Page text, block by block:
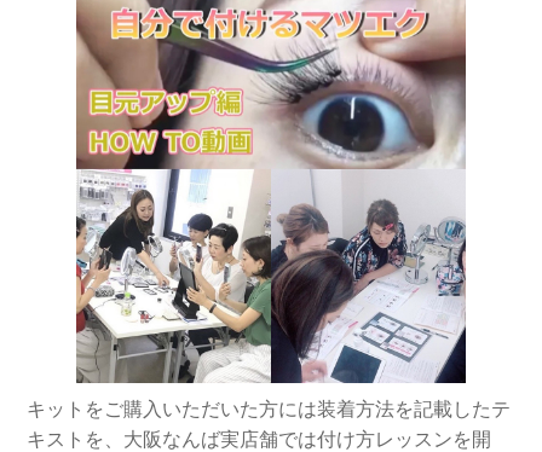
キットをご購入いただいた方には装着方法を記載したテ
キストを、大阪なんば実店舗では付け方レッスンを開